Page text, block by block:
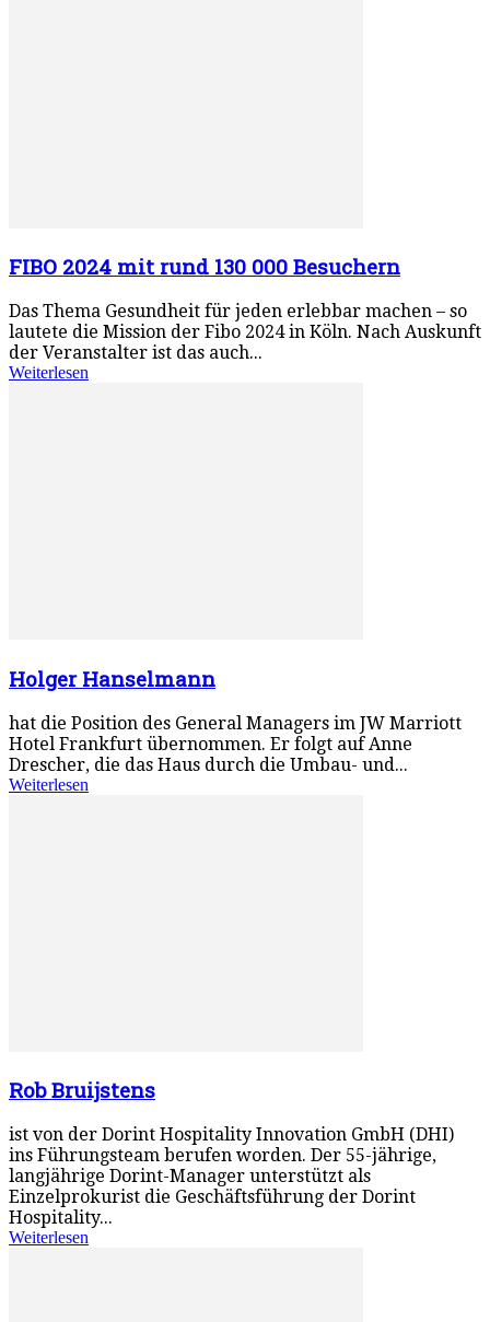
FIBO 2024 mit rund 130 000 Besuchern
Das Thema Gesundheit für jeden erlebbar machen – so
lautete die Mission der Fibo 2024 in Köln. Nach Auskunft
der Veranstalter ist das auch...
Weiterlesen
Holger Hanselmann
hat die Position des General Managers im JW Marriott
Hotel Frankfurt übernommen. Er folgt auf Anne
Drescher, die das Haus durch die Umbau- und...
Weiterlesen
Rob Bruijstens
ist von der Dorint Hospitality Innovation GmbH (DHI)
ins Führungsteam berufen worden. Der 55-jährige,
langjährige Dorint-Manager unterstützt als
Einzelprokurist die Geschäftsführung der Dorint
Hospitality...
Weiterlesen